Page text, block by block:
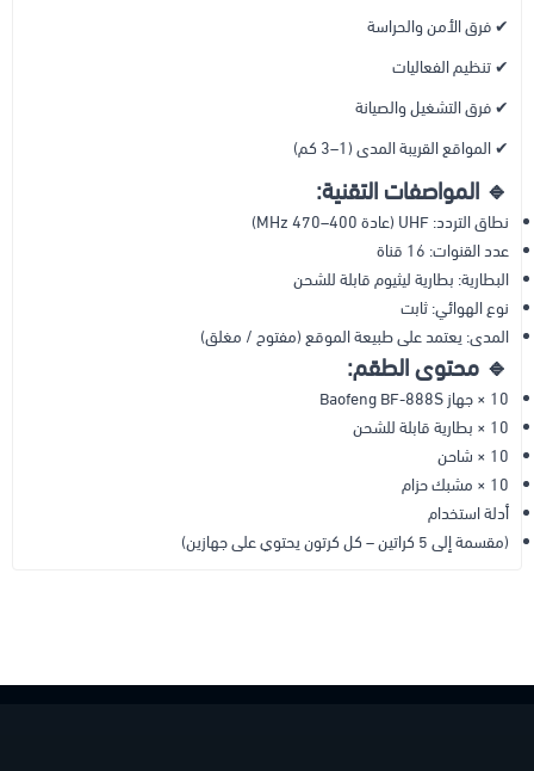
✔ فرق الأمن والحراسة
✔ تنظيم الفعاليات
✔ فرق التشغيل والصيانة
✔ المواقع القريبة المدى (1–3 كم)
🔹 المواصفات التقنية:
نطاق التردد: UHF (عادة 400–470 MHz)
عدد القنوات: 16 قناة
البطارية: بطارية ليثيوم قابلة للشحن
نوع الهوائي: ثابت
المدى: يعتمد على طبيعة الموقع (مفتوح / مغلق)
🔹 محتوى الطقم:
10 × جهاز Baofeng BF-888S
10 × بطارية قابلة للشحن
10 × شاحن
10 × مشبك حزام
أدلة استخدام
(مقسمة إلى 5 كراتين – كل كرتون يحتوي على جهازين)